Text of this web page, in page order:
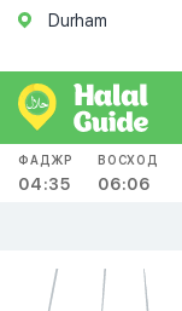
Durham
ФАДЖР
04:35
ВОСХОД
06:06